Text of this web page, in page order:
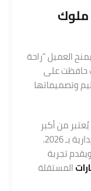
ملوك
الذي يمنح العميل “راحة
حافظت على
وتصميماتها
يُعتبر من أكبر
مشروعات الفلل فقط في العاصمة الإدارية بـ 2026.
910 فدان، ويقدم تجربة
المستقلة